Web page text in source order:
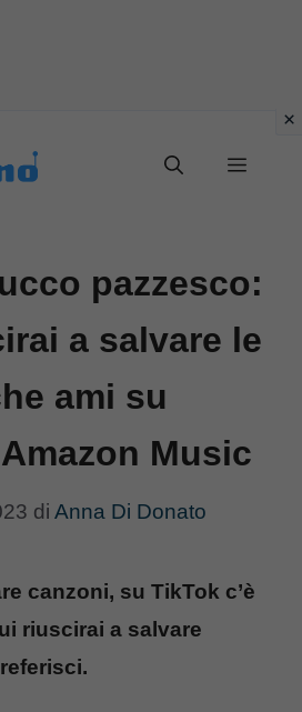
Menu
pazzesco:
a salvare le
ami su
Music
di Anna Di Donato
canzoni, su TikTok c’è
riuscirai a salvare